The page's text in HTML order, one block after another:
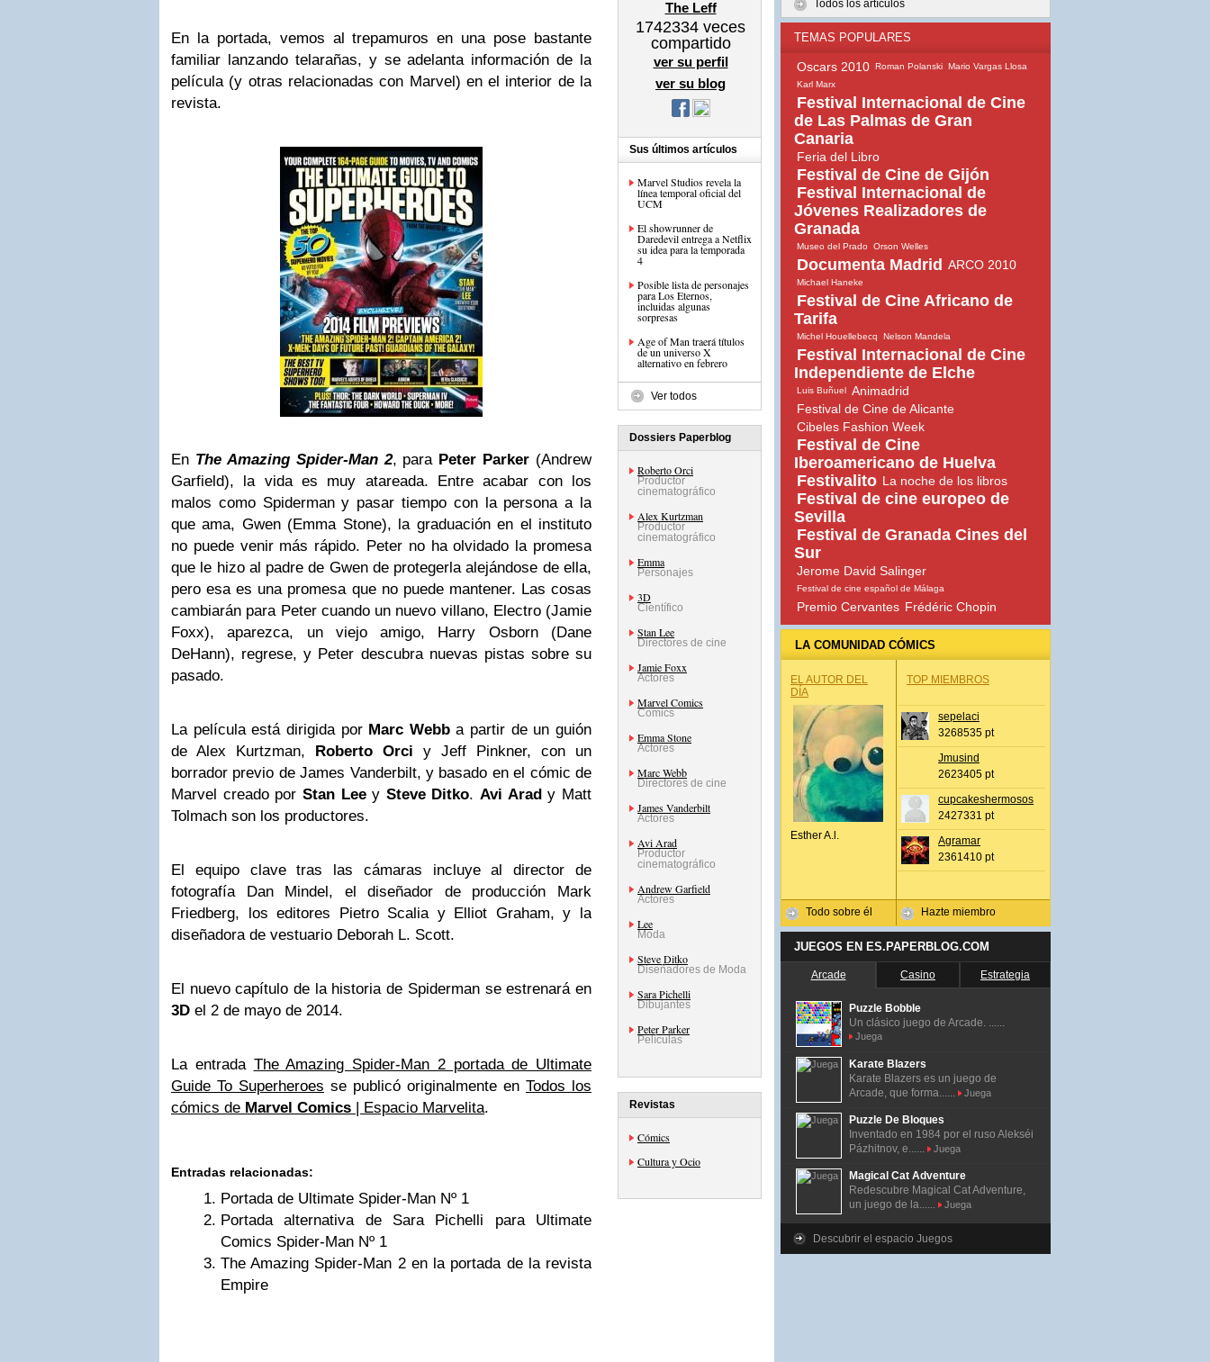
En la portada, vemos al trepamuros en una pose bastante
familiar lanzando telarañas, y se adelanta información de la
película (y otras relacionadas con Marvel) en el interior de la
revista.
En The Amazing Spider-Man 2, para Peter Parker (Andrew
Garfield), la vida es muy atareada. Entre acabar con los
malos como Spiderman y pasar tiempo con la persona a la
que ama, Gwen (Emma Stone), la graduación en el instituto
no puede venir más rápido. Peter no ha olvidado la promesa
que le hizo al padre de Gwen de protegerla alejándose de ella,
pero esa es una promesa que no puede mantener. Las cosas
cambiarán para Peter cuando un nuevo villano, Electro (Jamie
Foxx), aparezca, un viejo amigo, Harry Osborn (Dane
DeHann), regrese, y Peter descubra nuevas pistas sobre su
pasado.
La película está dirigida por Marc Webba partir de un guión
de Alex Kurtzman, Roberto Orci y Jeff Pinkner, con un
borrador previo de James Vanderbilt, y basado en el cómic de
Marvel creado por Stan Leey Steve Ditko.Avi Arady Matt
Tolmach son los productores.
El equipo clave tras las cámaras incluye al director de
fotografía Dan Mindel, el diseñador de producción Mark
Friedberg, los editores Pietro Scalia y Elliot Graham, y la
diseñadora de vestuario Deborah L. Scott.
El nuevo capítulo de la historia de Spiderman se estrenará en
3D el 2 de mayo de 2014.
La entrada The Amazing Spider-Man 2 portada de Ultimate
Guide To Superheroes se publicó originalmente en Todos los
cómics de Marvel Comics | Espacio Marvelita.
Entradas relacionadas:
Portada de Ultimate Spider-Man Nº 1
Portada alternativa de Sara Pichelli para Ultimate
Comics Spider-Man Nº 1
The Amazing Spider-Man 2 en la portada de la revista
Empire
The Leff
1742334 veces
compartido
ver su perfil
ver su blog
Sus últimos artículos
Marvel Studios revela la
línea temporal oficial del
UCM
El showrunner de
Daredevil entrega a Netflix
su idea para la temporada
4
Posible lista de personajes
para Los Eternos,
incluidas algunas
sorpresas
Age of Man traerá títulos
de un universo X
alternativo en febrero
Ver todos
Dossiers Paperblog
Roberto Orci
Productor
cinematográfico
Alex Kurtzman
Productor
cinematográfico
Emma
Personajes
3D
Científico
Stan Lee
Directores de cine
Jamie Foxx
Actores
Marvel Comics
Comics
Emma Stone
Actores
Marc Webb
Directores de cine
James Vanderbilt
Actores
Avi Arad
Productor
cinematográfico
Andrew Garfield
Actores
Lee
Moda
Steve Ditko
Diseñadores de Moda
Sara Pichelli
Dibujantes
Peter Parker
Películas
Revistas
Cómics
Cultura y Ocio
Todos los artículos
TEMAS POPULARES
Oscars 2010 Roman Polanski Mario Vargas Llosa
Karl Marx
Festival Internacional de Cine
de Las Palmas de Gran
Canaria
Feria del Libro
Festival de Cine de Gijón
Festival Internacional de
Jóvenes Realizadores de
Granada
Museo del Prado Orson Welles
Documenta Madrid ARCO 2010
Michael Haneke
Festival de Cine Africano de
Tarifa
Michel Houellebecq Nelson Mandela
Festival Internacional de Cine
Independiente de Elche
Luis Buñuel Animadrid
Festival de Cine de Alicante
Cibeles Fashion Week
Festival de Cine
Iberoamericano de Huelva
Festivalito La noche de los libros
Festival de cine europeo de
Sevilla
Festival de Granada Cines del
Sur
Jerome David Salinger
Festival de cine español de Málaga
Premio Cervantes Frédéric Chopin
LA COMUNIDAD CÓMICS
EL AUTOR DEL
DÍA
Esther A.l.
Todo sobre él
TOP MIEMBROS
sepelaci
3268535 pt
Jmusind
2623405 pt
cupcakeshermosos
2427331 pt
Agramar
2361410 pt
Hazte miembro
JUEGOS EN ES.PAPERBLOG.COM
Arcade Casino Estrategia
Puzzle Bobble
Un clásico juego de Arcade. ......
Juega
Karate Blazers
Karate Blazers es un juego de
Arcade, que forma......
Juega
Puzzle De Bloques
Inventado en 1984 por el ruso Alekséi
Pázhitnov, e......
Juega
Magical Cat Adventure
Redescubre Magical Cat Adventure,
un juego de la......
Juega
Descubrir el espacio Juegos